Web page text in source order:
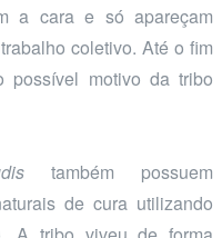
a cara e só apareçam
coletivo. Até o fim
possível motivo da tribo
também possuem
de cura utilizando